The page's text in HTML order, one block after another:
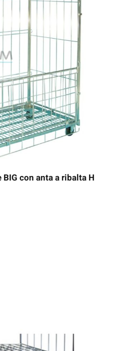
con anta a ribalta H